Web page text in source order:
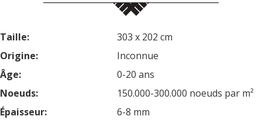
Taille:
303 x 202 cm
Origine:
Inconnue
Âge:
0-20 ans
Noeuds:
150.000-300.000 noeuds par m²
Épaisseur:
6-8 mm